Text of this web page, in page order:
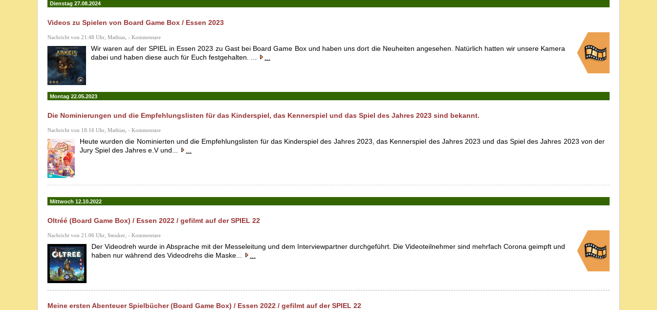
Dienstag 27.08.2024
Videos zu Spielen von Board Game Box / Essen 2023
Nachricht von 21:48 Uhr, Mathias, - Kommentare
Wir waren auf der SPIEL in Essen 2023 zu Gast bei Board Game Box und haben uns dort die Neuheiten angesehen. Natürlich hatten wir unsere Kamera
dabei und haben diese auch für Euch festgehalten. ...
Montag 22.05.2023
Die Nominierungen und die Empfehlungslisten für das Kinderspiel, das Kennerspiel und das Spiel des Jahres 2023 sind bekannt.
Nachricht von 18:16 Uhr, Mathias, - Kommentare
Heute wurden die Nominierten und die Empfehlungslisten für das Kinderspiel des Jahres 2023, das Kennerspiel des Jahres 2023 und das Spiel des Jahres 2023 von der
Jury Spiel des Jahres e.V und...
Mittwoch 12.10.2022
Oltréé (Board Game Box) / Essen 2022 / gefilmt auf der SPIEL 22
Nachricht von 21:06 Uhr, Smuker, - Kommentare
Der Videodreh wurde in Absprache mit der Messeleitung und dem Interviewpartner durchgeführt. Die Videoteilnehmer sind mehrfach Corona geimpft und
haben nur während des Videodrehs die Maske...
Meine ersten Abenteuer Spielbücher (Board Game Box) / Essen 2022 / gefilmt auf der SPIEL 22